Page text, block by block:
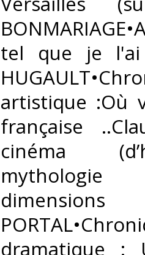
tel que je l'ai
artistique :Où
française
cinéma
dramatique :